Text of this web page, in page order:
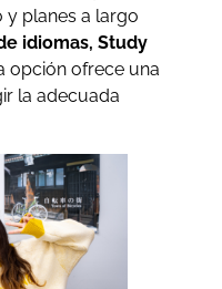
y planes a largo
idiomas, Study
opción ofrece una
la adecuada